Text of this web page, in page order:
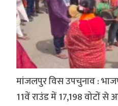
मांजलपुर विस उपचुनाव :
11वें राउंड में 17,198 वोटों से